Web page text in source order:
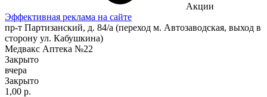
Акции
Эффективная реклама на сайте
пр-т Партизанский, д. 84/а (переход м. Автозаводская, выход в
сторону ул. Кабушкина)
Медвакс Аптека №22
Закрыто
вчера
Закрыто
1,00 р.